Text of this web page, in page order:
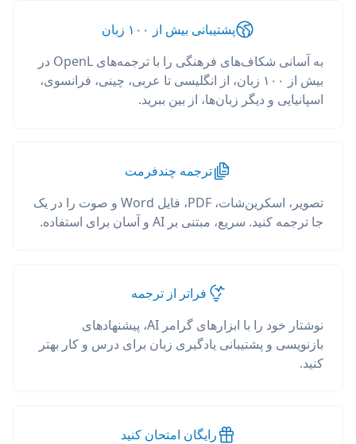
پشتیبانی بیش از ۱۰۰ زبان
به آسانی شکاف‌های فرهنگی را با ترجمه‌های OpenL در
بیش از ۱۰۰ زبان، از انگلیسی تا عربی، چینی، فرانسوی،
اسپانیایی و دیگر زبان‌ها، از بین ببرید.
ترجمه چندفرمت
تصویر، اسکرین‌شات، PDF، فایل Word و صوت را در یک
جا ترجمه کنید. سریع، مبتنی بر AI و آسان برای استفاده.
فراتر از ترجمه
نوشتار خود را با ابزارهای گرامر AI، پیشنهادهای
بازنویسی و پشتیبانی یادگیری زبان برای درس و کار بهتر
کنید.
رایگان امتحان کنید